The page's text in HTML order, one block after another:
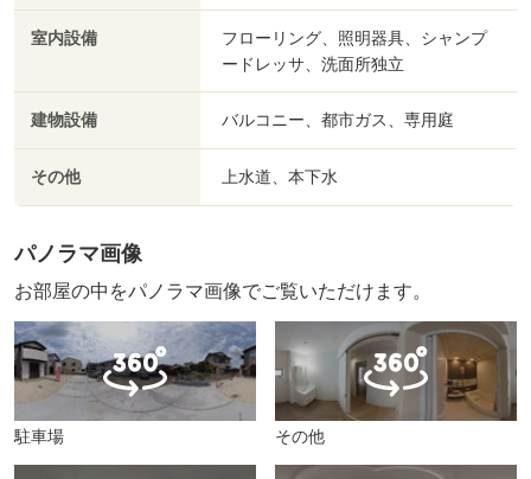
室内設備
フローリング、照明器具、シャンプ
ードレッサ、洗面所独立
建物設備 バルコニー、都市ガス、専用庭
その他 上水道、本下水
パノラマ画像
お部屋の中をパノラマ画像でご覧いただけます。
駐車場 その他